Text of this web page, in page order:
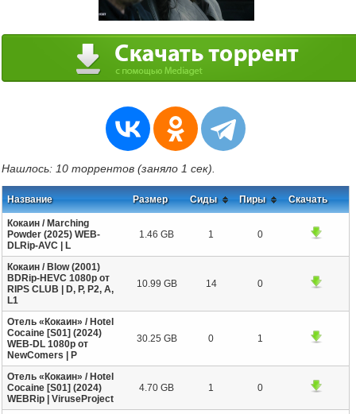
Нашлось: 10 торрентов (заняло 1 сек).
Название Размер Сиды Пиры Скачать
Кокаин / Marching
Powder (2025) WEB-
DLRip-AVC | L
1.46 GB 1 0
Кокаин / Blow (2001)
BDRip-HEVC 1080p от
RIPS CLUB | D, P, P2, A,
L1
10.99 GB 14 0
Отель «Кокаин» / Hotel
Cocaine [S01] (2024)
WEB-DL 1080p от
NewComers | P
30.25 GB 0 1
Отель «Кокаин» / Hotel
Cocaine [S01] (2024)
WEBRip | ViruseProject
4.70 GB 1 0